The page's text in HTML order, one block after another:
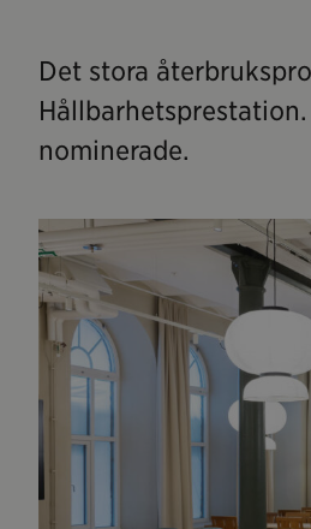
Det stora
nominerade.